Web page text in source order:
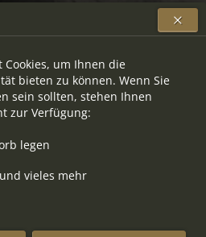
Cookies, um Ihnen die
bieten zu können. Wenn Sie
sein sollten, stehen Ihnen
zur Verfügung:
legen
vieles mehr